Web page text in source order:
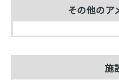
その他のア
施